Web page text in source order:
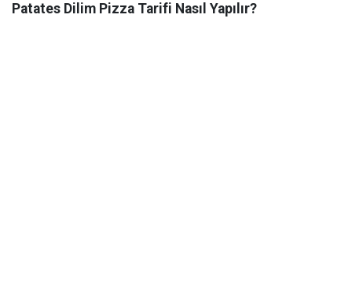
Patates Dilim Pizza Tarifi Nasıl Yapılır?